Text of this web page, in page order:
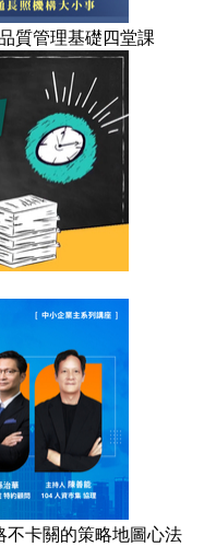
質管理基礎四堂課
不卡關的策略地圖心法